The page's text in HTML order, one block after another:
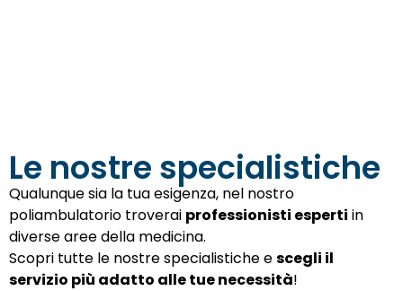
Le nostre specialistiche
Qualunque sia la tua esigenza, nel nostro
poliambulatorio troverai professionisti esperti in
diverse aree della medicina.
Scopri tutte le nostre specialistiche escegli il
servizio più adatto alle tue necessità!